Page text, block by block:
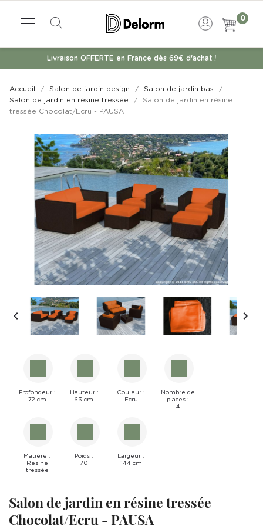
0
Livraison OFFERTE en France dès 69€ d'achat !
Accueil Salon de jardin design
Salon de jardin bas
Salon de jardin en résine tressée
Salon de jardin en résine
tressée Chocolat/Ecru - PAUSA
 
Profondeur :
72 cm
Hauteur :
63 cm
Couleur :
Ecru
Nombre de
places :
4
Matière :
Résine
tressée
Poids :
70
Largeur :
144 cm
Salon de jardin en résine tressée
Chocolat/Ecru - PAUSA